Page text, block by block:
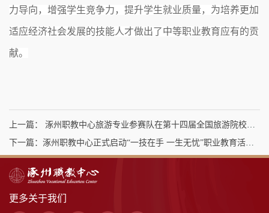
力导向，增强学生竞争力，提升学生就业质量，为培养更加
适应经济社会发展的技能人才做出了中等职业教育应有的贡
献。
更多关于我们